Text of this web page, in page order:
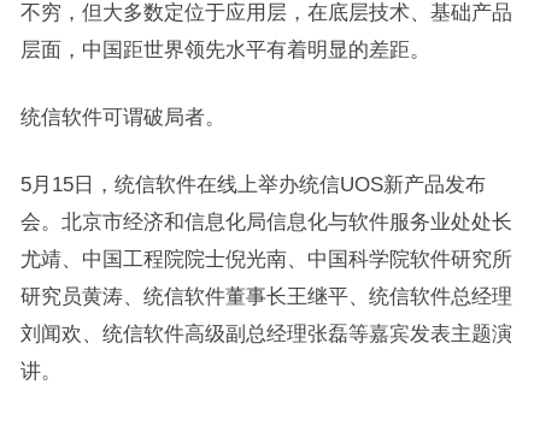
不穷，但大多数定位于应用层，在底层技术、基础产品
层面，中国距世界领先水平有着明显的差距。
统信软件可谓破局者。
5月15日，统信软件在线上举办统信UOS新产品发布
会。北京市经济和信息化局信息化与软件服务业处处长
尤靖、中国工程院院士倪光南、中国科学院软件研究所
研究员黄涛、统信软件董事长王继平、统信软件总经理
刘闻欢、统信软件高级副总经理张磊等嘉宾发表主题演
讲。